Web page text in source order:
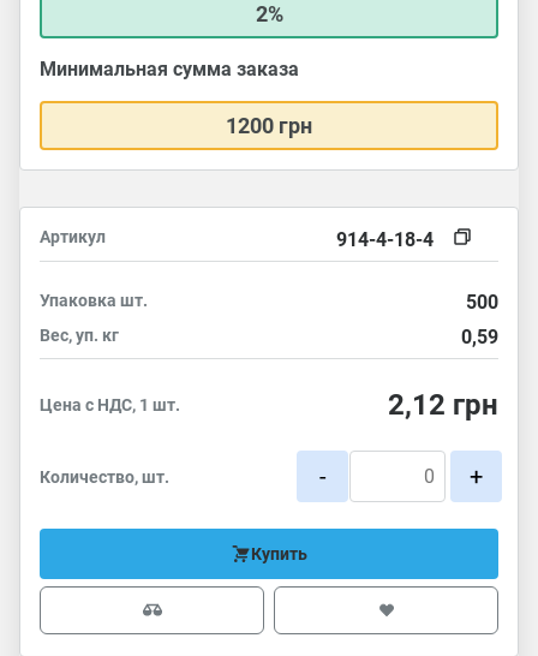
2%
Минимальная сумма заказа
1200 грн
Артикул 914-4-18-4
Упаковка шт. 500
Вес, уп. кг 0,59
Цена с НДС, 1 шт. 2,12 грн
Количество, шт. - +
Купить